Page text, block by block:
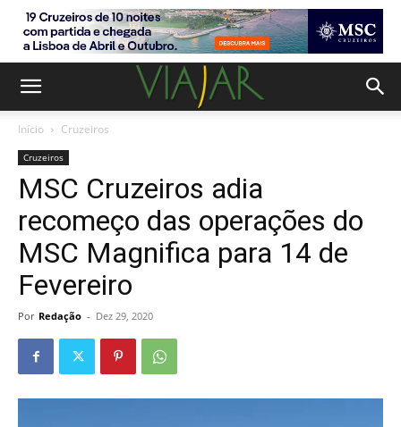
Início Cruzeiros
Cruzeiros
MSC Cruzeiros adia
recomeço das operações do
MSC Magnifica para 14 de
Fevereiro
Por Redação - Dez 29, 2020